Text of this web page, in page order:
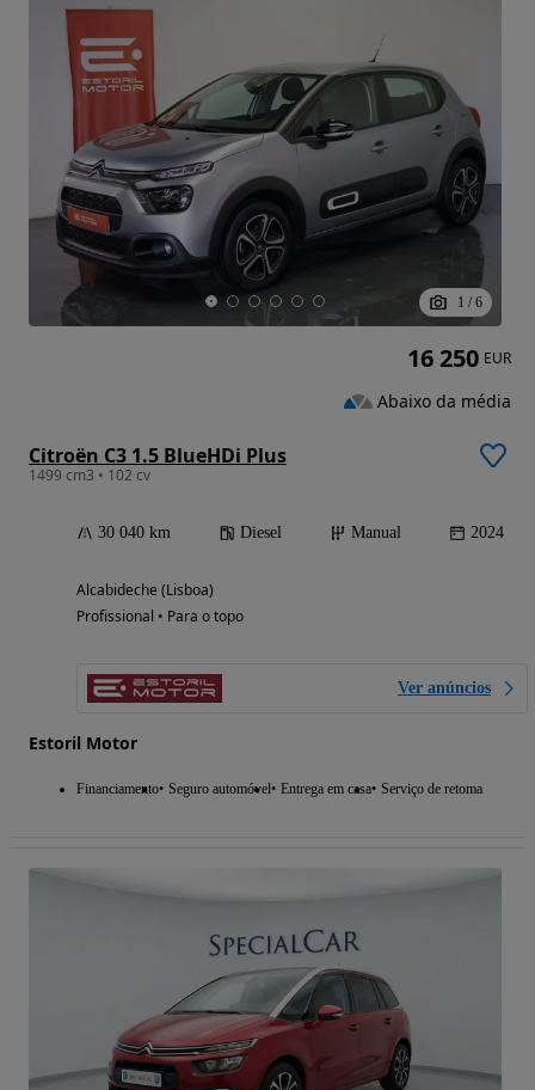
1 / 6
Citroën C3 1.5 BlueHDi Plus
1499 cm3 • 102 cv
30 040 km Diesel Manual 2024
Alcabideche (Lisboa)
Profissional • Para o topo
Ver anúncios
Estoril Motor
Financiamento Seguro automóvel Entrega em casa Serviço de retoma
16 250 EUR
Abaixo da média